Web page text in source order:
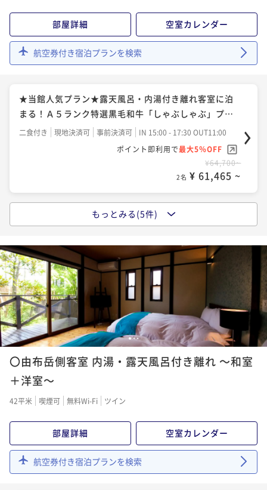
■オンラインカード決済限定プラン■特選黒毛和牛
「すき焼き」プラン！
ポイント即利用で 最大5％OFF
¥64,700~
2名 ¥ 61,465 ~
☆ケーキ付・記念日プラン☆Anniversary stay～特選
二食付き 現地決済可 事前決済可
IN 15:00 - 17:30 OUT11:00
ポイント即利用で
2名 ¥ 61,560 ~
☆ケーキ付・記念日プラン☆Anniversary stay～特選
黒毛和牛「しゃぶしゃぶ」メイン～
二食付き 現地決済可 事前決済可
IN 15:00 - 17:30 OUT11:00
ポイント即利用で最大5％OFF
¥64,800~
¥ 61,560 ~
部屋詳細 空室カレンダー
航空券付き宿泊プランを検索
★当館人気プラン★露天風呂・内湯付き離れ客室に泊
まる！Ａ５ランク特選黒毛和牛「しゃぶしゃぶ」プラ
ン♪
二食付き 現地決済可 事前決済可
IN 15:00 - 17:30 OUT11:00
ポイント即利用で最大5％OFF
¥64,700~
2名 ¥ 61,465 ~
★当館人気プラン★露天風呂・内湯付離れ客室に泊ま
ン♪
二食付き 現地決済可 事前決済可
IN 15:00 - 17:30 OUT11:00
ポイント即利用で
最大5％OFF
■オンラインカード決済限定プラン■特選黒毛和牛
「すき焼き」プラン！
二食付き
■オンラインカード決済限定プラン■特選黒毛和牛
「しゃぶしゃぶ」プラン！
もっとみる(5件)
123
〇由布岳側客室 内湯・露天風呂付き離れ ～和室
＋洋室～
42平米 喫煙可 無料Wi-Fi ツイン
部屋詳細 空室カレンダー
航空券付き宿泊プランを検索